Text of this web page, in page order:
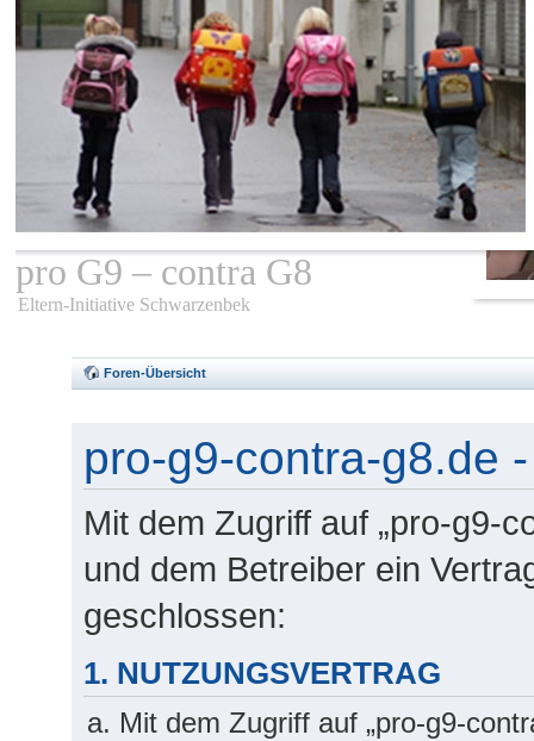
pro G9 – contra G8
Eltern-Initiative Schwarzenbek
Foren-Übersicht
pro-g9-contra-g8.de
Mit dem Zugriff auf „pro-g9-
und dem Betreiber ein
geschlossen:
1. NUTZUNGSVERTRAG
Mit dem Zugriff auf „pro-g9-